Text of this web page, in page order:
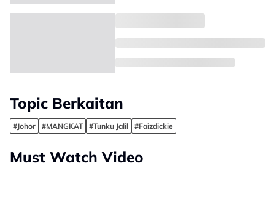
Topic Berkaitan
#Johor #MANGKAT #Tunku Jalil #Faizdickie
Must Watch Video